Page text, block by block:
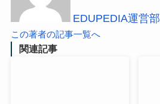
EDUPEDIA運営部
この著者の記事一覧へ
関連記事